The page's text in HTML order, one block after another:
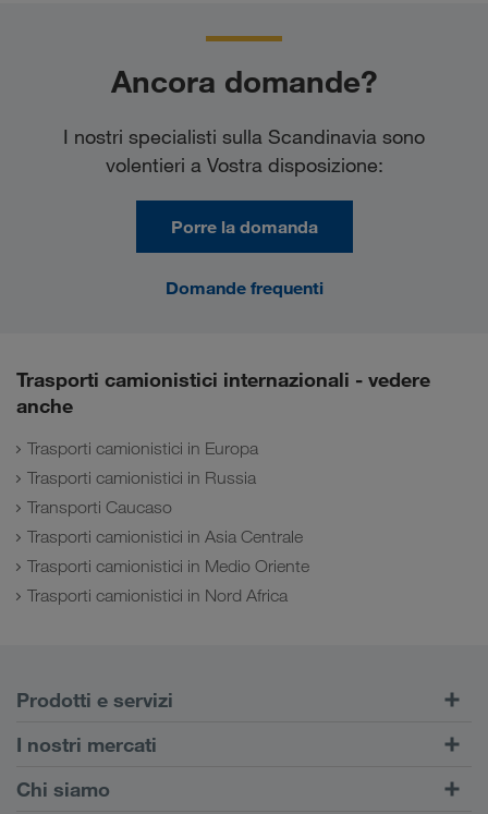
Ancora domande?
I nostri specialisti sulla Scandinavia sono
volentieri a Vostra disposizione:
Porre la domanda
Domande frequenti
Trasporti camionistici internazionali - vedere
anche
Trasporti camionistici in Europa
Trasporti camionistici in Russia
Transporti Caucaso
Trasporti camionistici in Asia Centrale
Trasporti camionistici in Medio Oriente
Trasporti camionistici in Nord Africa
Prodotti e servizi
Trasporti su strada
Portale Clienti CONNECT
I nostri mercati
Europa
Chi siamo